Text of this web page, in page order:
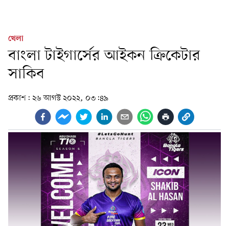
খেলা
বাংলা টাইগার্সের আইকন ক্রিকেটার
সাকিব
প্রকাশ: ২৬ আগস্ট ২০২২, ০৩:৪৯